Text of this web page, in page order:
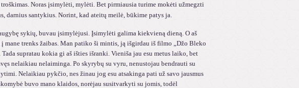
Noras įsimylėti, mylėti. Bet pirmiausia turime mokėti užmegzti
darnius santykius. Norint, kad ateitų meilė, būkime patys ja.
sykių, buvau įsimylėjusi. Įsimylėti galima kiekvieną dieną. O aš
mane trenks žaibas. Man patiko ši mintis, ją išgirdau iš filmo „Džo Bleko
Tada supratau kokia gi aš išties išranki. Vieniša jau esu metus laiko, bet
nelaikiau nelaiminga. Po skyrybų su vyru, nenustojau bendrauti su
Nelaikiau pykčio, nes žinau jog esu atsakinga pati už savo jausmus
buvo mano klaidos, norėjau susitvarkyti su jomis, todėl